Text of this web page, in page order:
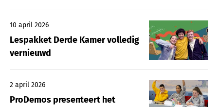
10 april 2026
Lespakket Derde Kamer volledig
vernieuwd
2 april 2026
ProDemos presenteert het